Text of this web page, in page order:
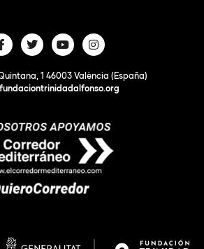
1 46003 València (España)